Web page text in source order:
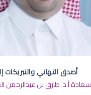
أصدق التهاني والتبريكات
سعادة أ.د. ​طارق بن عبدالرحمن